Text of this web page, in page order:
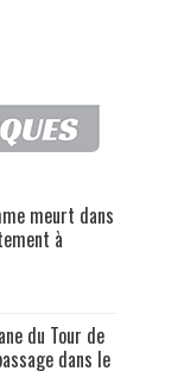
meurt dans
à
du Tour de
dans le